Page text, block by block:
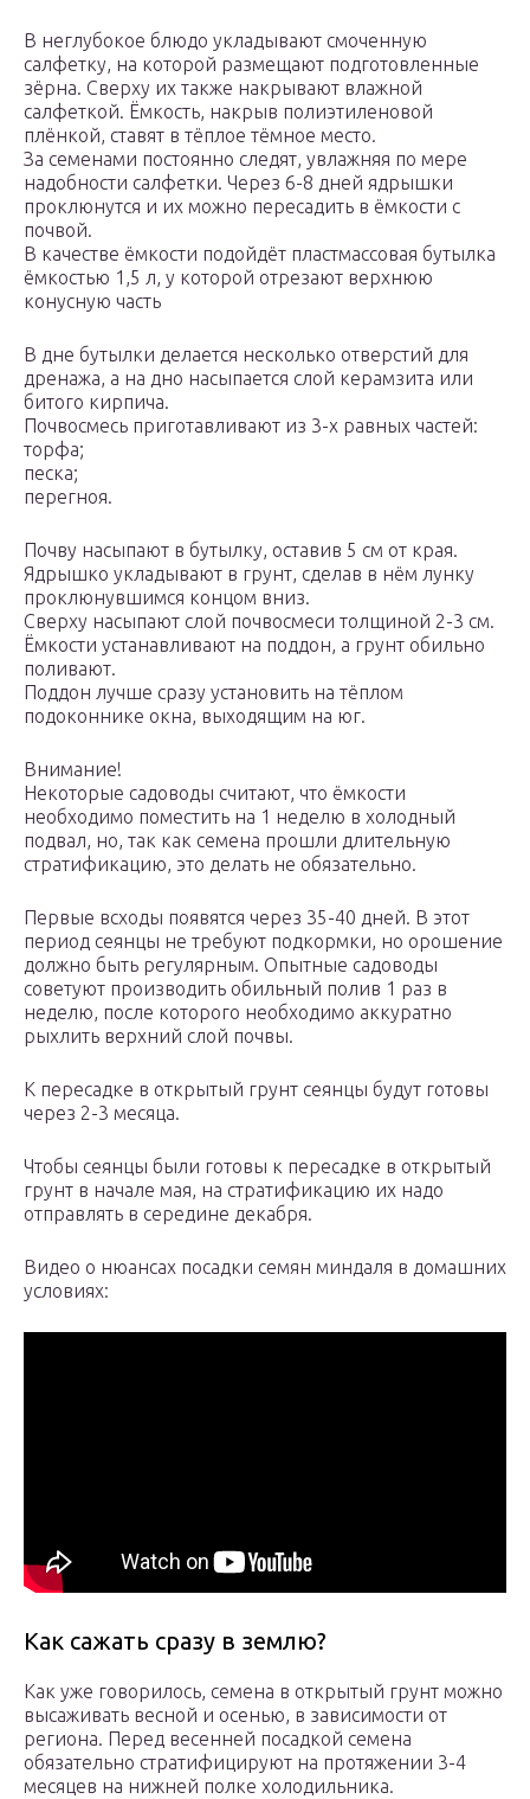
В неглубокое блюдо укладывают смоченную
салфетку, на которой размещают подготовленные
зёрна. Сверху их также накрывают влажной
салфеткой. Ёмкость, накрыв полиэтиленовой
плёнкой, ставят в тёплое тёмное место.
За семенами постоянно следят, увлажняя по мере
надобности салфетки. Через 6-8 дней ядрышки
проклюнутся и их можно пересадить в ёмкости с
почвой.
В качестве ёмкости подойдёт пластмассовая бутылка
ёмкостью 1,5 л, у которой отрезают верхнюю
конусную часть
В дне бутылки делается несколько отверстий для
дренажа, а на дно насыпается слой керамзита или
битого кирпича.
Почвосмесь приготавливают из 3-х равных частей:
торфа;
песка;
перегноя.
Почву насыпают в бутылку, оставив 5 см от края.
Ядрышко укладывают в грунт, сделав в нём лунку
проклюнувшимся концом вниз.
Сверху насыпают слой почвосмеси толщиной 2-3 см.
Ёмкости устанавливают на поддон, а грунт обильно
поливают.
Поддон лучше сразу установить на тёплом
подоконнике окна, выходящим на юг.
Внимание!
Некоторые садоводы считают, что ёмкости
необходимо поместить на 1 неделю в холодный
подвал, но, так как семена прошли длительную
стратификацию, это делать не обязательно.
Первые всходы появятся через 35-40 дней. В этот
период сеянцы не требуют подкормки, но орошение
должно быть регулярным. Опытные садоводы
советуют производить обильный полив 1 раз в
неделю, после которого необходимо аккуратно
рыхлить верхний слой почвы.
К пересадке в открытый грунт сеянцы будут готовы
через 2-3 месяца.
Чтобы сеянцы были готовы к пересадке в открытый
грунт в начале мая, на стратификацию их надо
отправлять в середине декабря.
Видео о нюансах посадки семян миндаля в домашних
условиях:
Как сажать сразу в землю?
Как уже говорилось, семена в открытый грунт можно
высаживать весной и осенью, в зависимости от
региона. Перед весенней посадкой семена
обязательно стратифицируют на протяжении 3-4
месяцев на нижней полке холодильника.